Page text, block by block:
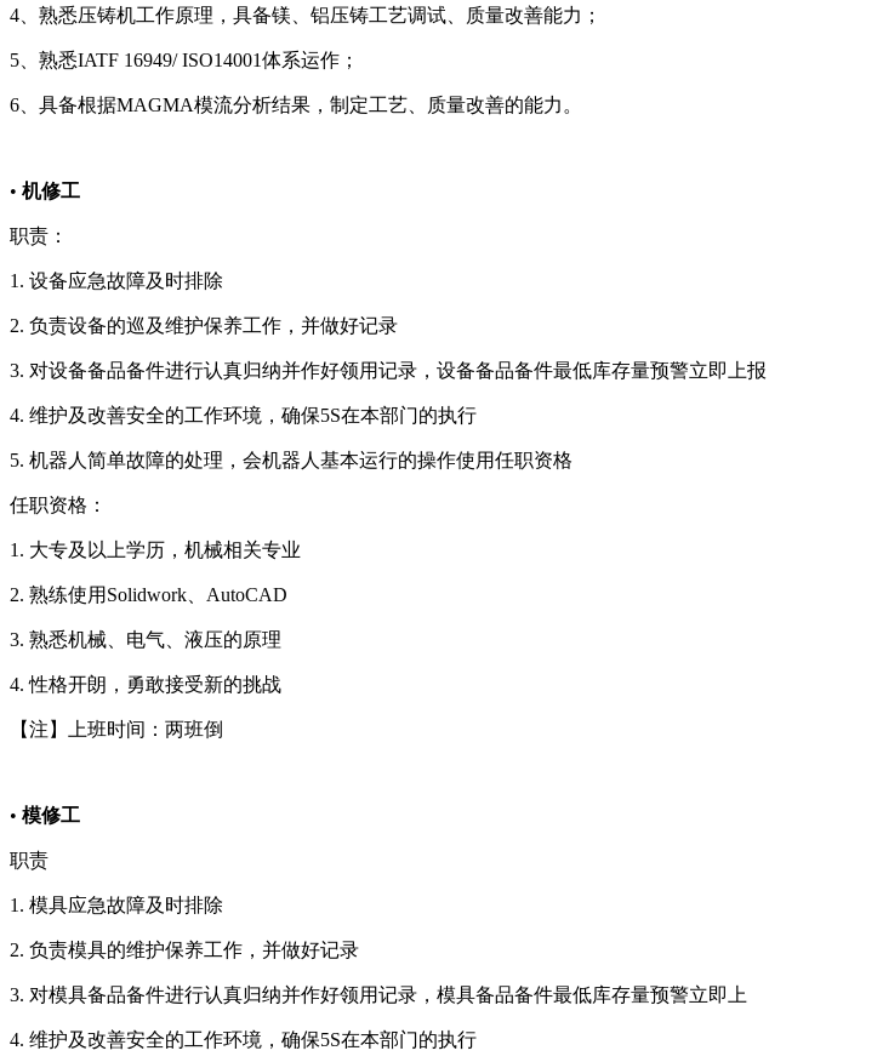
4、熟悉压铸机工作原理，具备镁、铝压铸工艺调试、质量改善能力；
5、熟悉IATF 16949/ ISO14001体系运作；
6、具备根据MAGMA模流分析结果，制定工艺、质量改善的能力。
• 机修工
职责：
1. 设备应急故障及时排除
2. 负责设备的巡及维护保养工作，并做好记录
3. 对设备备品备件进行认真归纳并作好领用记录，设备备品备件最低库存量预警立即上报
4. 维护及改善安全的工作环境，确保5S在本部门的执行
5. 机器人简单故障的处理，会机器人基本运行的操作使用任职资格
任职资格：
1. 大专及以上学历，机械相关专业
2. 熟练使用Solidwork、AutoCAD
3. 熟悉机械、电气、液压的原理
4. 性格开朗，勇敢接受新的挑战
【注】上班时间：两班倒
• 模修工
职责
1. 模具应急故障及时排除
2. 负责模具的维护保养工作，并做好记录
3. 对模具备品备件进行认真归纳并作好领用记录，模具备品备件最低库存量预警立即上
4. 维护及改善安全的工作环境，确保5S在本部门的执行